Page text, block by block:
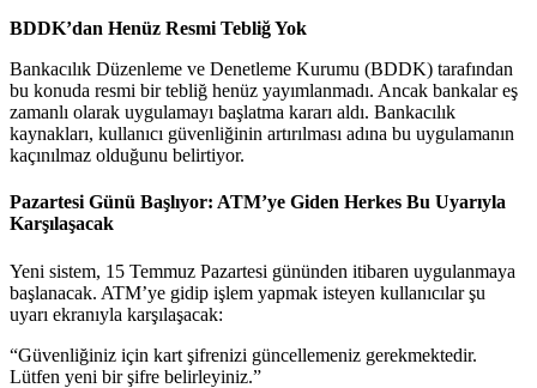
BDDK’dan Henüz Resmi Tebliğ Yok
Bankacılık Düzenleme ve Denetleme Kurumu (BDDK) tarafından
bu konuda resmi bir tebliğ henüz yayımlanmadı. Ancak bankalar eş
zamanlı olarak uygulamayı başlatma kararı aldı. Bankacılık
kaynakları, kullanıcı güvenliğinin artırılması adına bu uygulamanın
kaçınılmaz olduğunu belirtiyor.
Pazartesi Günü Başlıyor: ATM’ye Giden Herkes Bu Uyarıyla
Karşılaşacak
Yeni sistem, 15 Temmuz Pazartesi gününden itibaren uygulanmaya
başlanacak. ATM’ye gidip işlem yapmak isteyen kullanıcılar şu
uyarı ekranıyla karşılaşacak:
“Güvenliğiniz için kart şifrenizi güncellemeniz gerekmektedir.
Lütfen yeni bir şifre belirleyiniz.”